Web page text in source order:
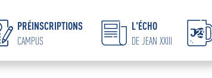
PRÉINSCRIPTIONS
CAMPUS
L'ÉCHO
DE JEAN XXIII